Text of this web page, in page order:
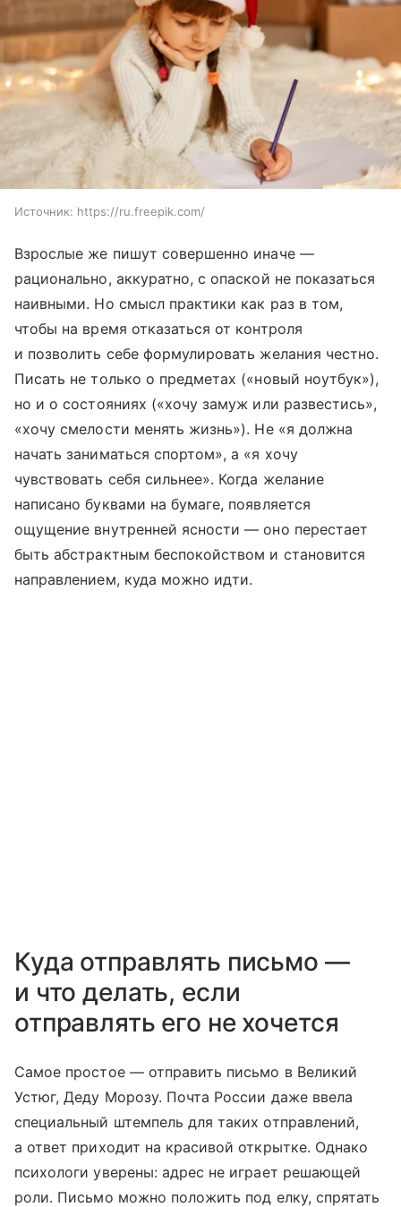
Источник: https://ru.freepik.com/
Взрослые же пишут совершенно иначе —
рационально, аккуратно, с опаской не показаться
наивными. Но смысл практики как раз в том,
чтобы на время отказаться от контроля
и позволить себе формулировать желания честно.
Писать не только о предметах («новый ноутбук»),
но и о состояниях («хочу замуж или развестись»,
«хочу смелости менять жизнь»). Не «я должна
начать заниматься спортом», а «я хочу
чувствовать себя сильнее». Когда желание
написано буквами на бумаге, появляется
ощущение внутренней ясности — оно перестает
быть абстрактным беспокойством и становится
направлением, куда можно идти.
Куда отправлять письмо —
и что делать, если
отправлять его не хочется
Самое простое — отправить письмо в Великий
Устюг, Деду Морозу. Почта России даже ввела
специальный штемпель для таких отправлений,
а ответ приходит на красивой открытке. Однако
психологи уверены: адрес не играет решающей
роли. Письмо можно положить под елку, спрятать